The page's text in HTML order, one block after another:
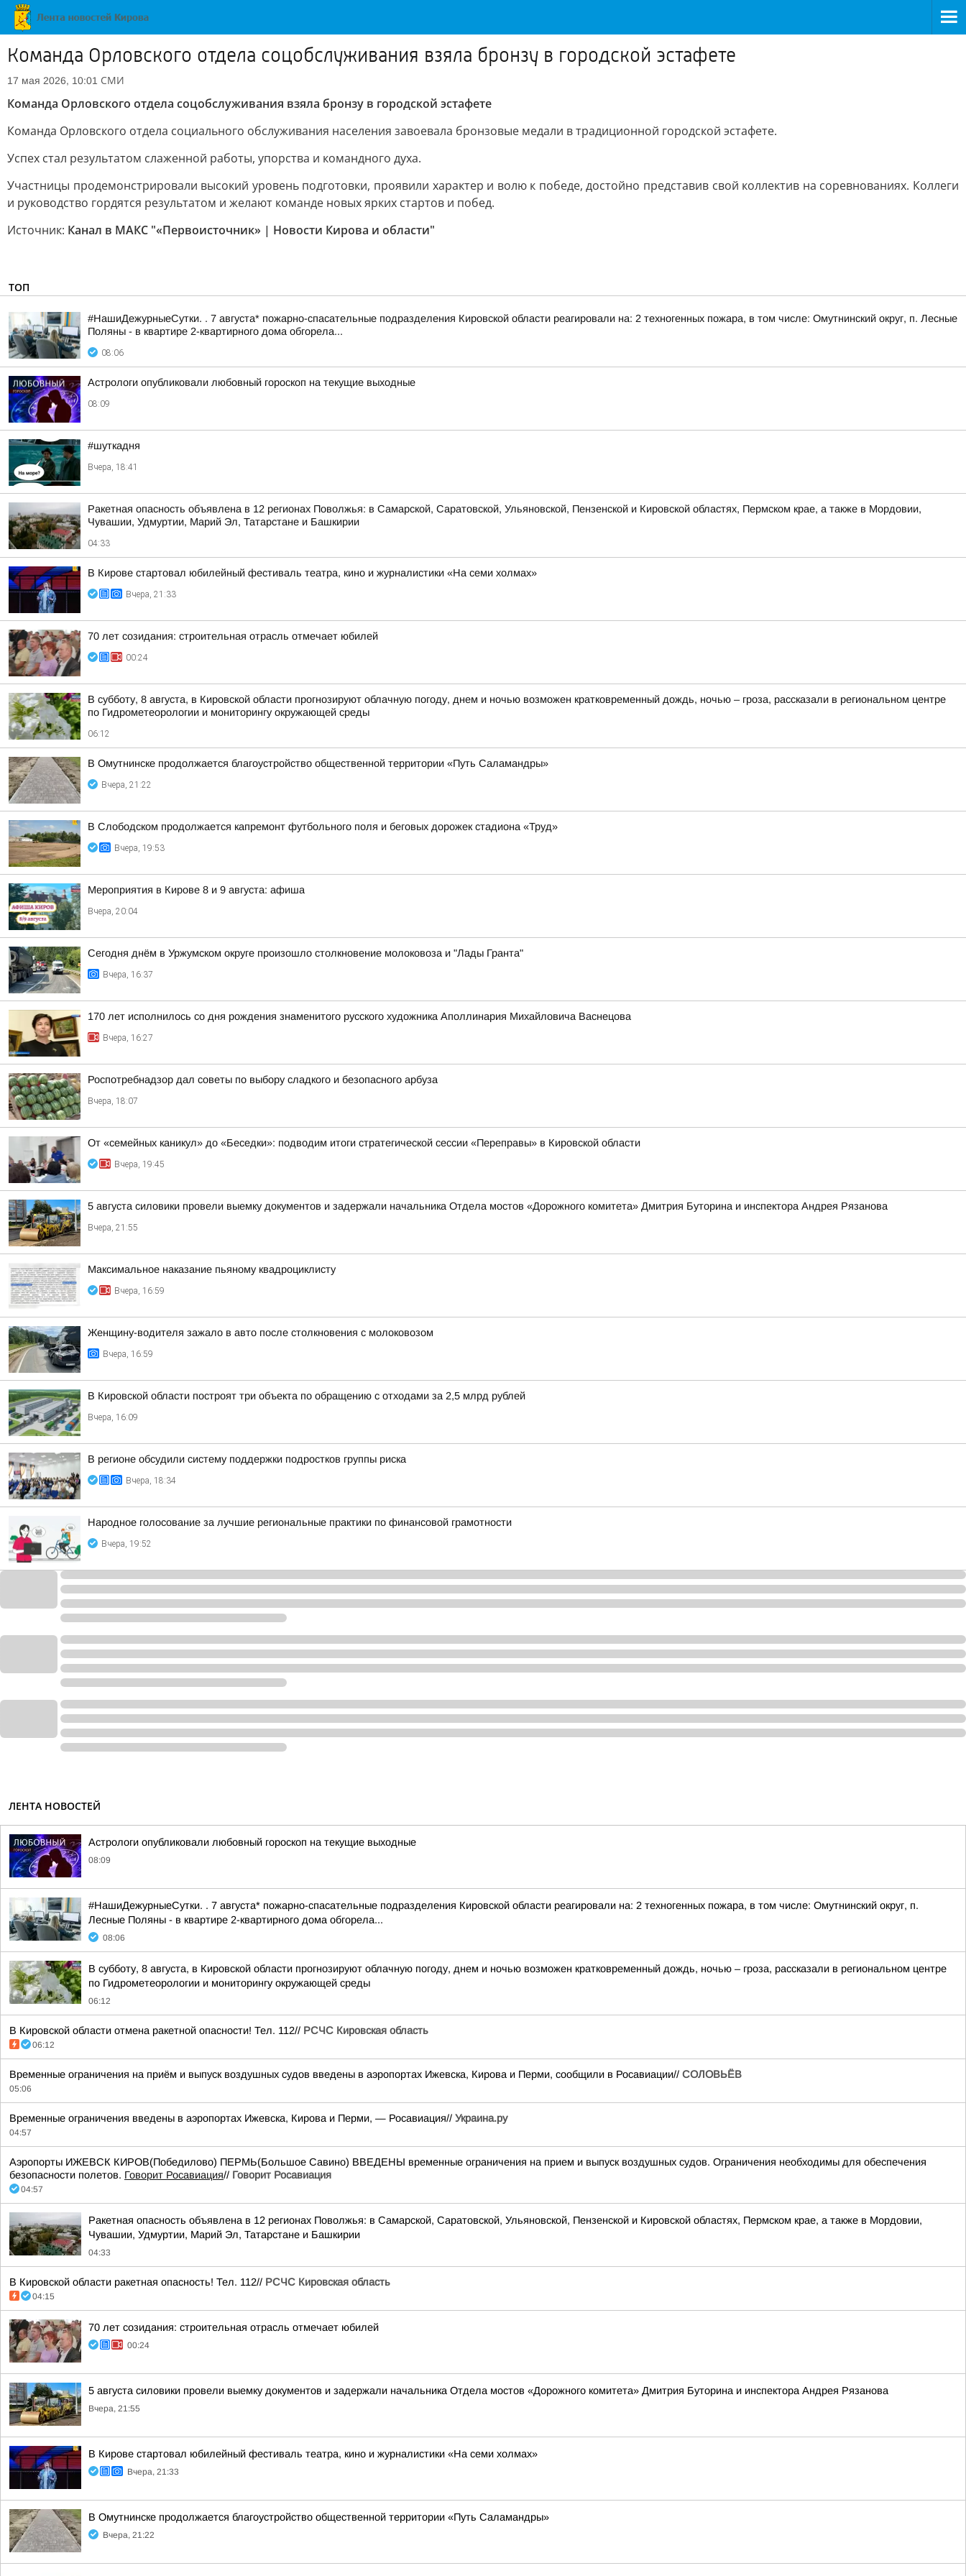
Команда Орловского отдела соцобслуживания взяла бронзу в городской эстафете
17 мая 2026, 10:01 СМИ
Команда Орловского отдела соцобслуживания взяла бронзу в городской эстафете
Команда Орловского отдела социального обслуживания населения завоевала бронзовые медали в традиционной городской эстафете.
Успех стал результатом слаженной работы, упорства и командного духа.
Участницы продемонстрировали высокий уровень подготовки, проявили характер и волю к победе, достойно представив свой коллектив на соревнованиях. Коллеги
и руководство гордятся результатом и желают команде новых ярких стартов и побед.
Источник: Канал в МАКС "«Первоисточник» | Новости Кирова и области"
ТОП
#НашиДежурныеСутки. . 7 августа* пожарно-спасательные подразделения Кировской области реагировали на: 2 техногенных пожара, в том числе: Омутнинский округ, п. Лесные
Поляны - в квартире 2-квартирного дома обгорела...
08:06
Астрологи опубликовали любовный гороскоп на текущие выходные
08:09
#шуткадня
Вчера, 18:41
Ракетная опасность объявлена в 12 регионах Поволжья: в Самарской, Саратовской, Ульяновской, Пензенской и Кировской областях, Пермском крае, а также в Мордовии,
Чувашии, Удмуртии, Марий Эл, Татарстане и Башкирии
04:33
В Кирове стартовал юбилейный фестиваль театра, кино и журналистики «На семи холмах»
Вчера, 21:33
70 лет созидания: строительная отрасль отмечает юбилей
00:24
В субботу, 8 августа, в Кировской области прогнозируют облачную погоду, днем и ночью возможен кратковременный дождь, ночью – гроза, рассказали в региональном центре
по Гидрометеорологии и мониторингу окружающей среды
06:12
В Омутнинске продолжается благоустройство общественной территории «Путь Саламандры»
Вчера, 21:22
В Слободском продолжается капремонт футбольного поля и беговых дорожек стадиона «Труд»
Вчера, 19:53
Мероприятия в Кирове 8 и 9 августа: афиша
Вчера, 20:04
Сегодня днём в Уржумском округе произошло столкновение молоковоза и "Лады Гранта"
Вчера, 16:37
170 лет исполнилось со дня рождения знаменитого русского художника Аполлинария Михайловича Васнецова
Вчера, 16:27
Роспотребнадзор дал советы по выбору сладкого и безопасного арбуза
Вчера, 18:07
От «семейных каникул» до «Беседки»: подводим итоги стратегической сессии «Переправы» в Кировской области
Вчера, 19:45
5 августа силовики провели выемку документов и задержали начальника Отдела мостов «Дорожного комитета» Дмитрия Буторина и инспектора Андрея Рязанова
Вчера, 21:55
Максимальное наказание пьяному квадроциклисту
Вчера, 16:59
Женщину-водителя зажало в авто после столкновения с молоковозом
Вчера, 16:59
В Кировской области построят три объекта по обращению с отходами за 2,5 млрд рублей
Вчера, 16:09
В регионе обсудили систему поддержки подростков группы риска
Вчера, 18:34
Народное голосование за лучшие региональные практики по финансовой грамотности
Вчера, 19:52
ЛЕНТА НОВОСТЕЙ
Астрологи опубликовали любовный гороскоп на текущие выходные
08:09
#НашиДежурныеСутки. . 7 августа* пожарно-спасательные подразделения Кировской области реагировали на: 2 техногенных пожара, в том числе: Омутнинский округ, п.
Лесные Поляны - в квартире 2-квартирного дома обгорела...
08:06
В субботу, 8 августа, в Кировской области прогнозируют облачную погоду, днем и ночью возможен кратковременный дождь, ночью – гроза, рассказали в региональном центре
по Гидрометеорологии и мониторингу окружающей среды
06:12
В Кировской области отмена ракетной опасности! Тел. 112// РСЧС Кировская область
06:12
Временные ограничения на приём и выпуск воздушных судов введены в аэропортах Ижевска, Кирова и Перми, сообщили в Росавиации// СОЛОВЬЁВ
05:06
Временные ограничения введены в аэропортах Ижевска, Кирова и Перми, — Росавиация// Украина.ру
04:57
Аэропорты ИЖЕВСК КИРОВ(Победилово) ПЕРМЬ(Большое Савино) ВВЕДЕНЫ временные ограничения на прием и выпуск воздушных судов. Ограничения необходимы для обеспечения
безопасности полетов. Говорит Росавиация// Говорит Росавиация
04:57
Ракетная опасность объявлена в 12 регионах Поволжья: в Самарской, Саратовской, Ульяновской, Пензенской и Кировской областях, Пермском крае, а также в Мордовии,
Чувашии, Удмуртии, Марий Эл, Татарстане и Башкирии
04:33
В Кировской области ракетная опасность! Тел. 112// РСЧС Кировская область
04:15
70 лет созидания: строительная отрасль отмечает юбилей
00:24
5 августа силовики провели выемку документов и задержали начальника Отдела мостов «Дорожного комитета» Дмитрия Буторина и инспектора Андрея Рязанова
Вчера, 21:55
В Кирове стартовал юбилейный фестиваль театра, кино и журналистики «На семи холмах»
Вчера, 21:33
В Омутнинске продолжается благоустройство общественной территории «Путь Саламандры»
Вчера, 21:22